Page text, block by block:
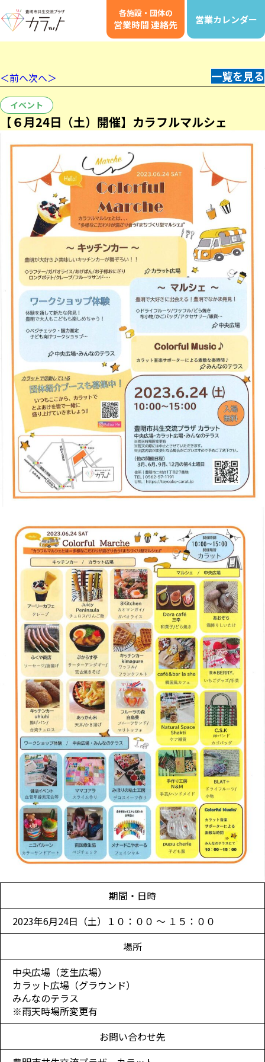
各施設・団体の
営業時間 連絡先 営業カレンダー
＜前へ次へ＞ 一覧を見る
イベント
【６月24日（土）開催】カラフルマルシェ
期間・日時
2023年6月24日（土）１０：００ ～ １５：００
場所
中央広場（芝生広場）
カラット広場（グラウンド）
みんなのテラス
※雨天時場所変更有
お問い合わせ先